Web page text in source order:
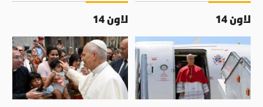
لاون 14 لاون 14